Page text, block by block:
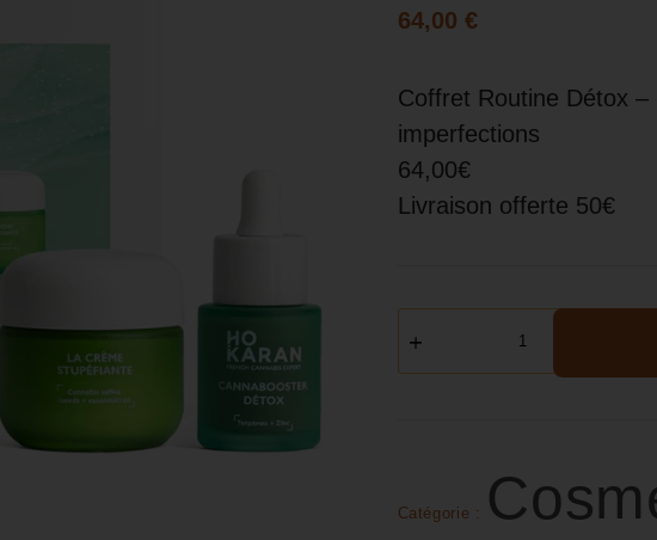
64,00 €
Coffret Routine Détox
imperfections
64,00€
Livraison offerte 50€
Catégorie :